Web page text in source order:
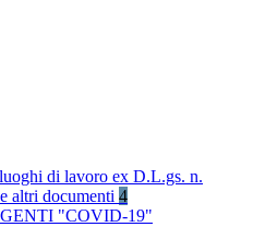
di lavoro ex D.L.gs. n.
altri documenti 4
"COVID-19"